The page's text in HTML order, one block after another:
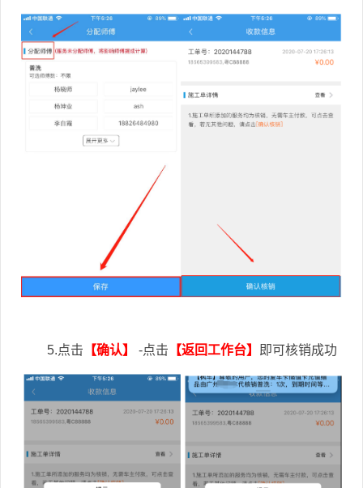
5.点击 【确认】 -点击 【返回工作台】 即可核销成功